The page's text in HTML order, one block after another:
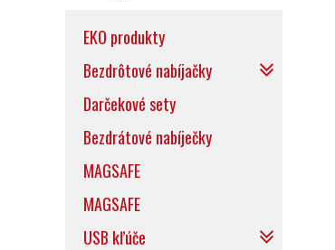
EKO produkty
Bezdrôtové nabíjačky
Darčekové sety
Bezdrátové nabíječky
MAGSAFE
MAGSAFE
USB kľúče